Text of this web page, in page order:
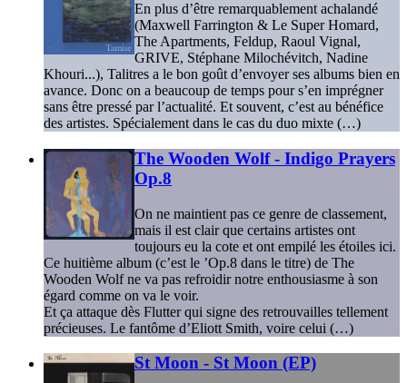
En plus d’être remarquablement achalandé
(Maxwell Farrington & Le Super Homard,
The Apartments, Feldup, Raoul Vignal,
GRIVE, Stéphane Milochévitch, Nadine
Khouri...), Talitres a le bon goût d’envoyer ses albums bien en
avance. Donc on a beaucoup de temps pour s’en imprégner
sans être pressé par l’actualité. Et souvent, c’est au bénéfice
des artistes. Spécialement dans le cas du duo mixte (…)
The Wooden Wolf - Indigo Prayers
Op.8
On ne maintient pas ce genre de classement,
mais il est clair que certains artistes ont
toujours eu la cote et ont empilé les étoiles ici.
Ce huitième album (c’est le ’Op.8 dans le titre) de The
Wooden Wolf ne va pas refroidir notre enthousiasme à son
égard comme on va le voir.
Et ça attaque dès Flutter qui signe des retrouvailles tellement
précieuses. Le fantôme d’Eliott Smith, voire celui (…)
St Moon - St Moon (EP)